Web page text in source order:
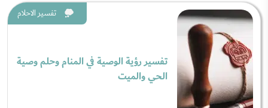
تفسير الاحلام
تفسير رؤية الوصية في المنام وحلم وصية
الحي والميت